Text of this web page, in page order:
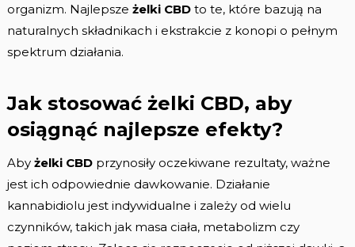
organizm. Najlepsze żelki CBDto te, które bazują na
naturalnych składnikach i ekstrakcie z konopi o pełnym
spektrum działania.
Jak stosować żelki CBD, aby
osiągnąć najlepsze efekty?
Aby żelki CBDprzynosiły oczekiwane rezultaty, ważne
jest ich odpowiednie dawkowanie. Działanie
kannabidiolu jest indywidualne i zależy od wielu
czynników, takich jak masa ciała, metabolizm czy